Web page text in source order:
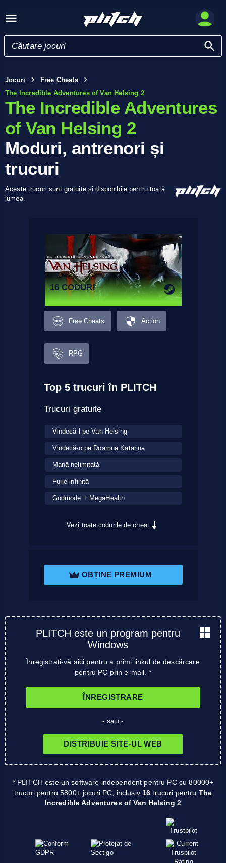
Jocuri
Free Cheats
The Incredible Adventures of Van Helsing 2
The Incredible Adventures
of Van Helsing 2
Moduri, antrenori și
trucuri
Aceste trucuri sunt gratuite și disponibile pentru toată
lumea.
16 CODURI
Free Cheats Action
RPG
Top 5 trucuri în PLITCH
Trucuri gratuite
Vindecă-l pe Van Helsing
Vindecă-o pe Doamna Katarina
Mană nelimitată
Furie infinită
Godmode + MegaHealth
Vezi toate codurile de cheat
OBȚINE PREMIUM
PLITCH este un program pentru
Windows
Înregistrați-vă aici pentru a primi linkul de descărcare
pentru PC prin e-mail. *
ÎNREGISTRARE
- sau -
DISTRIBUIE SITE-UL WEB
* PLITCH este un software independent pentru PC cu 80000+
trucuri pentru 5800+ jocuri PC, inclusiv 16 trucuri pentru The
Incredible Adventures of Van Helsing 2